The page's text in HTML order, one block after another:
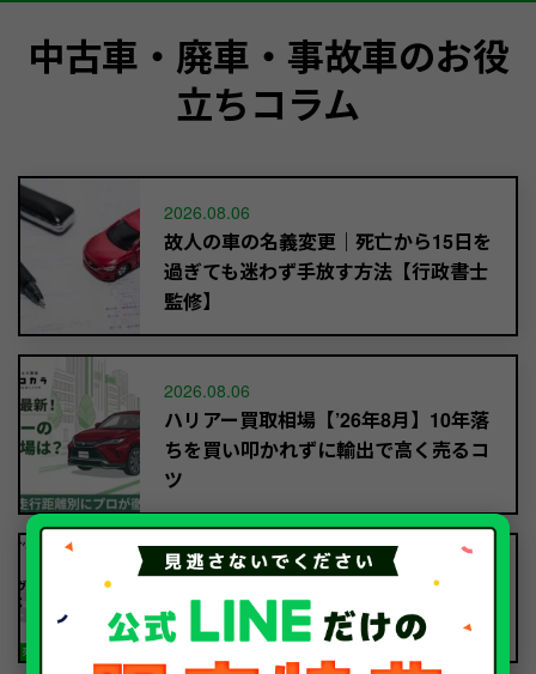
中古車・廃車・事故車のお役
立ちコラム
2026.08.06
故人の車の名義変更｜死亡から15日を
過ぎても迷わず手放す方法【行政書士
監修】
2026.08.06
ハリアー買取相場【’26年8月】10年落
ちを買い叩かれずに輸出で高く売るコ
ツ
2026.08.06
ヴェルファイア買取相場【’26年8月】
10年落ちでも「輸出」で高く売るコツ